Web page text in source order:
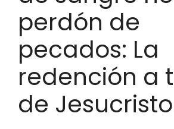
perdón de
pecados: La
redención a
de Jesucristo